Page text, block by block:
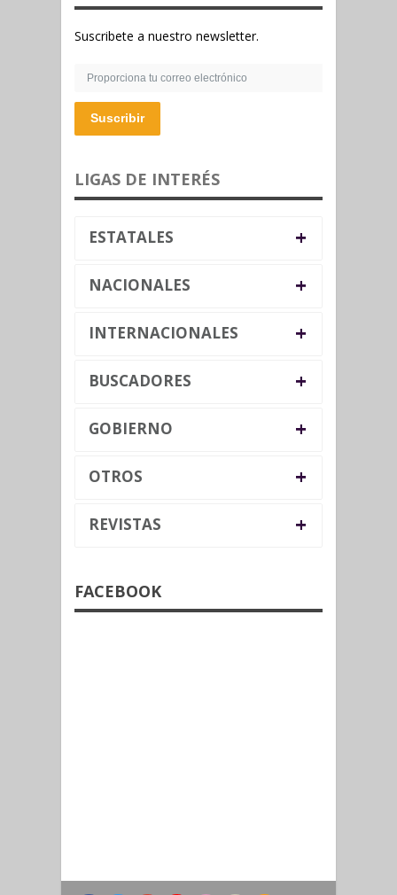
Suscribete a nuestro newsletter.
Suscribir
LIGAS DE INTERÉS
ESTATALES +
NACIONALES +
INTERNACIONALES +
BUSCADORES +
GOBIERNO +
OTROS +
REVISTAS +
FACEBOOK